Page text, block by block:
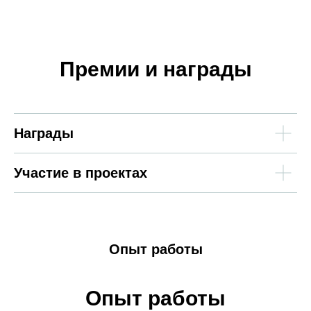
Премии и награды
Награды
Участие в проектах
Опыт работы
Опыт работы